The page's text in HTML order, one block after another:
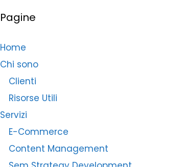
Pagine
Home
Chi sono
Clienti
Risorse Utili
Servizi
E-Commerce
Content Management